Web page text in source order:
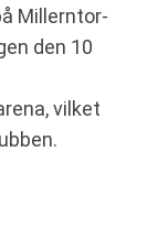
Millerntor-
den 10
vilket